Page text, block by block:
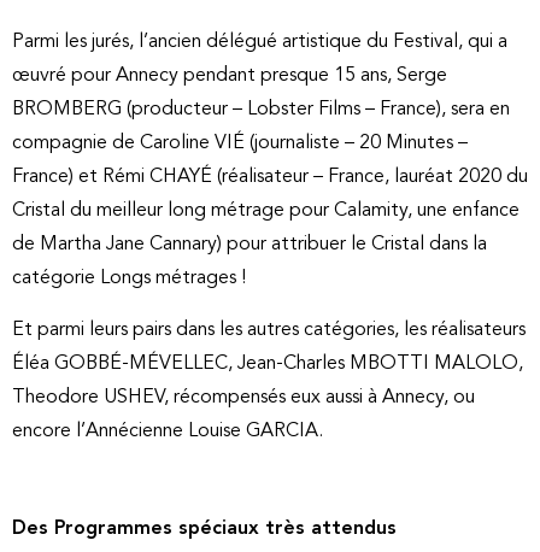
Parmi les jurés, l’ancien délégué artistique du Festival, qui a
œuvré pour Annecy pendant presque 15 ans, Serge
BROMBERG (producteur – Lobster Films – France), sera en
compagnie de Caroline VIÉ (journaliste – 20 Minutes –
France) et Rémi CHAYÉ (réalisateur – France, lauréat 2020 du
Cristal du meilleur long métrage pour Calamity, une enfance
de Martha Jane Cannary) pour attribuer le Cristal dans la
catégorie Longs métrages !
Et parmi leurs pairs dans les autres catégories, les réalisateurs
Éléa GOBBÉ-MÉVELLEC, Jean-Charles MBOTTI MALOLO,
Theodore USHEV, récompensés eux aussi à Annecy, ou
encore l’Annécienne Louise GARCIA.
Des Programmes spéciaux très attendus